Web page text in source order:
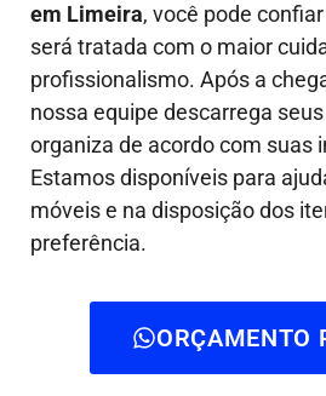
em Limeira, você pode
será tratada com o maior
profissionalismo. Após a
nossa equipe descarrega
organiza de acordo com suas
Estamos disponíveis para
móveis e na disposição dos
preferência.
ORÇAMENTO